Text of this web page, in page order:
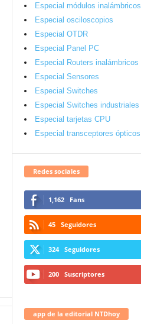
Especial módulos inalámbricos
Especial osciloscopios
Especial OTDR
Especial Panel PC
Especial Routers inalámbricos
Especial Sensores
Especial Switches
Especial Switches industriales
Especial tarjetas CPU
Especial transceptores ópticos
Redes sociales
1,162 Fans
45 Seguidores
324 Seguidores
200 Suscriptores
app de la editorial NTDhoy